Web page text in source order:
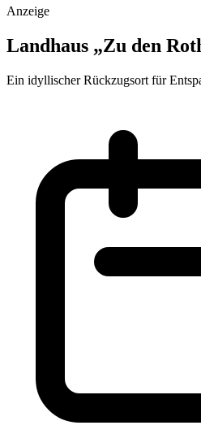
Anzeige
Landhaus „Zu den
Ein idyllischer Rückzugsort für